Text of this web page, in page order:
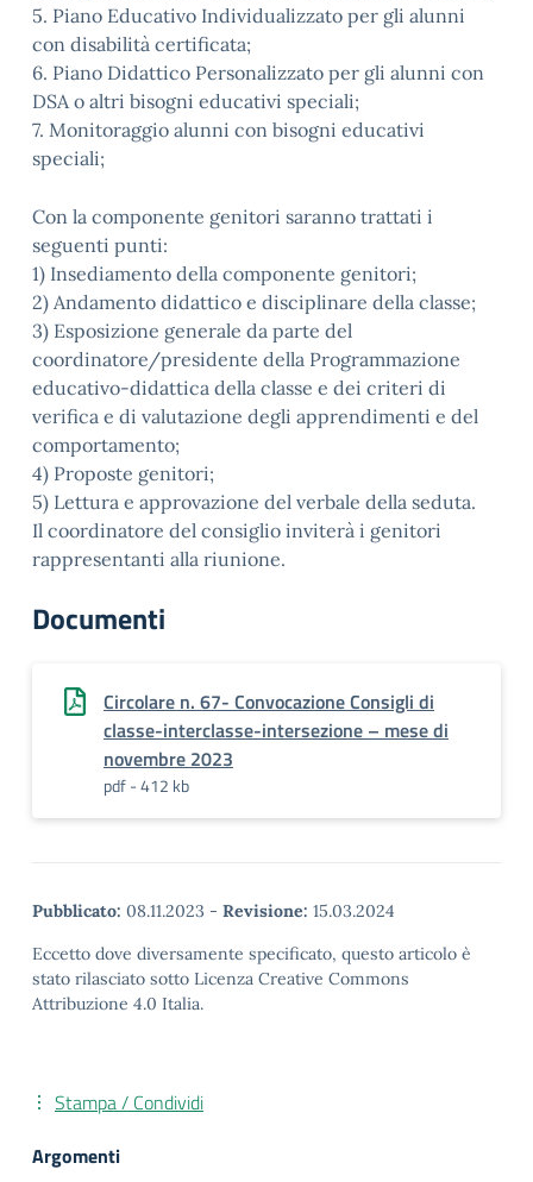
5. Piano Educativo Individualizzato per gli alunni
con disabilità certificata;
6. Piano Didattico Personalizzato per gli alunni con
DSA o altri bisogni educativi speciali;
7. Monitoraggio alunni con bisogni educativi
speciali;
Con la componente genitori saranno trattati i
seguenti punti:
1) Insediamento della componente genitori;
2) Andamento didattico e disciplinare della classe;
3) Esposizione generale da parte del
coordinatore/presidente della Programmazione
educativo-didattica della classe e dei criteri di
verifica e di valutazione degli apprendimenti e del
comportamento;
4) Proposte genitori;
5) Lettura e approvazione del verbale della seduta.
Il coordinatore del consiglio inviterà i genitori
rappresentanti alla riunione.
Documenti
Circolare n. 67- Convocazione Consigli di
classe-interclasse-intersezione – mese di
novembre 2023
pdf - 412 kb
Pubblicato: 08.11.2023 - Revisione: 15.03.2024
Eccetto dove diversamente specificato, questo articolo è
stato rilasciato sotto Licenza Creative Commons
Attribuzione 4.0 Italia.
Stampa / Condividi
Argomenti